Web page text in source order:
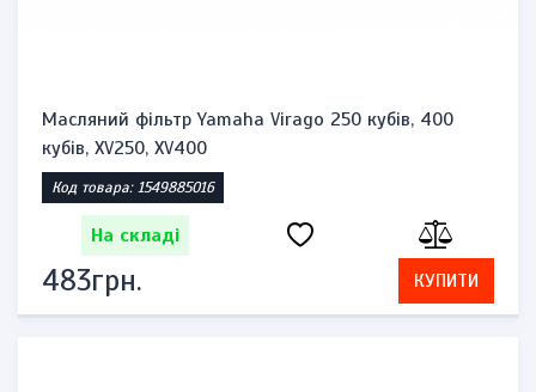
Масляний фільтр Yamaha Virago 250 кубів, 400
кубів, XV250, XV400
Код товара: 1549885016
На складі
483грн. КУПИТИ